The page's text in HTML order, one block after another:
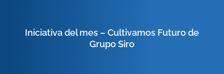
Iniciativa del mes – Cultivamos Futuro de
Grupo Siro